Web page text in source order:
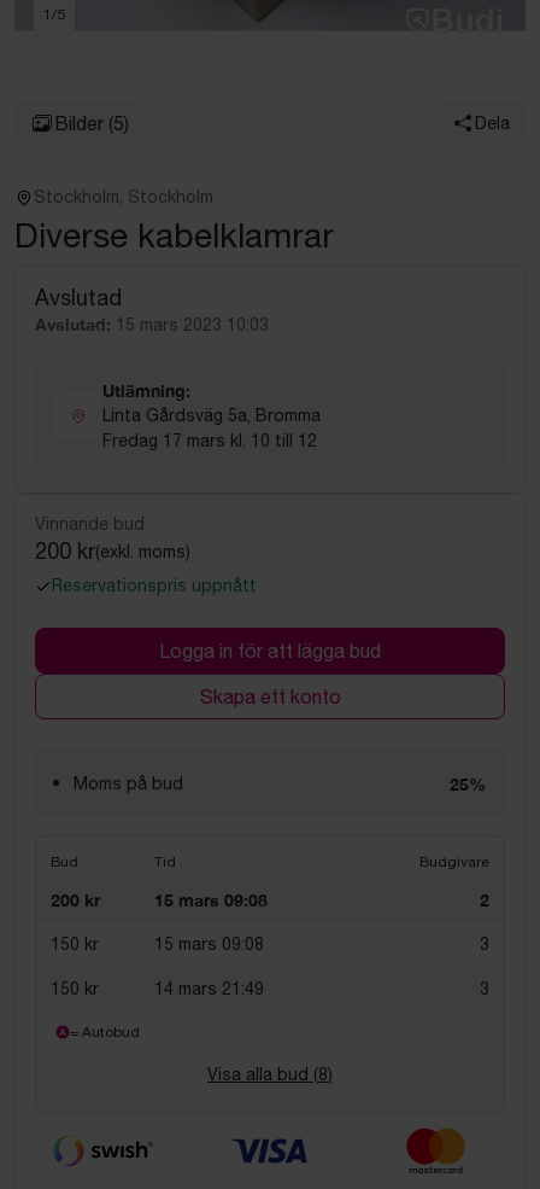
1 /5
Bilder (5) Dela
Stockholm, Stockholm
Diverse kabelklamrar
Avslutad
Avslutad: 15 mars 2023 10:03
Utlämning:
Linta Gårdsväg 5a, Bromma
Fredag 17 mars kl. 10 till 12
Vinnande bud
200 kr(exkl. moms)
Reservationspris uppnått
Logga in för att lägga bud
Skapa ett konto
Moms på bud 25%
Bud Tid Budgivare
200 kr 15 mars 09:08 2
150 kr 15 mars 09:08 3
150 kr 14 mars 21:49 3
= Autobud
Visa alla bud (8)